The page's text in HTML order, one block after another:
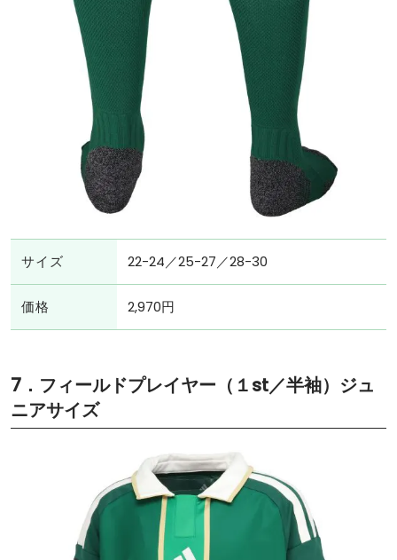
サイズ 22-24／25-27／28-30
価格 2,970円
7．フィールドプレイヤー（１st／半袖）ジュ
ニアサイズ